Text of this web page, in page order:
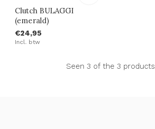
Clutch BULAGGI
(emerald)
€24,95
Incl. btw
Seen 3 of the 3 products